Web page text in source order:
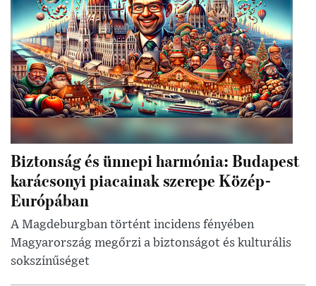
Biztonság és ünnepi harmónia: Budapest
karácsonyi piacainak szerepe Közép-
Európában
A Magdeburgban történt incidens fényében
Magyarország megőrzi a biztonságot és kulturális
sokszínűséget